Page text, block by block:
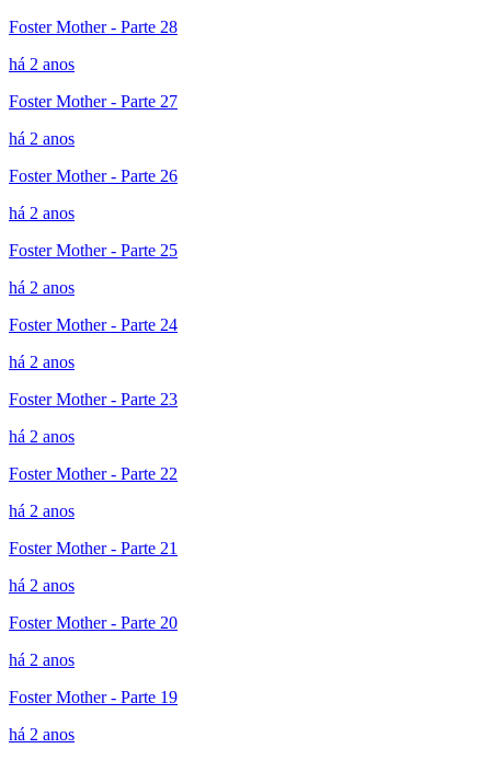
Foster Mother - Parte 28
há 2 anos
Foster Mother - Parte 27
há 2 anos
Foster Mother - Parte 26
há 2 anos
Foster Mother - Parte 25
há 2 anos
Foster Mother - Parte 24
há 2 anos
Foster Mother - Parte 23
há 2 anos
Foster Mother - Parte 22
há 2 anos
Foster Mother - Parte 21
há 2 anos
Foster Mother - Parte 20
há 2 anos
Foster Mother - Parte 19
há 2 anos